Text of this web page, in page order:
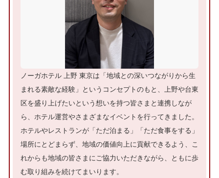
ノーガホテル 上野 東京は「地域との深いつながりから生
まれる素敵な経験」というコンセプトのもと、上野や台東
区を盛り上げたいという想いを持つ皆さまと連携しなが
ら、ホテル運営やさまざまなイベントを行ってきました。
ホテルやレストランが「ただ泊まる」「ただ食事をする」
場所にとどまらず、地域の価値向上に貢献できるよう、こ
れからも地域の皆さまにご協力いただきながら、ともに歩
む取り組みを続けてまいります。